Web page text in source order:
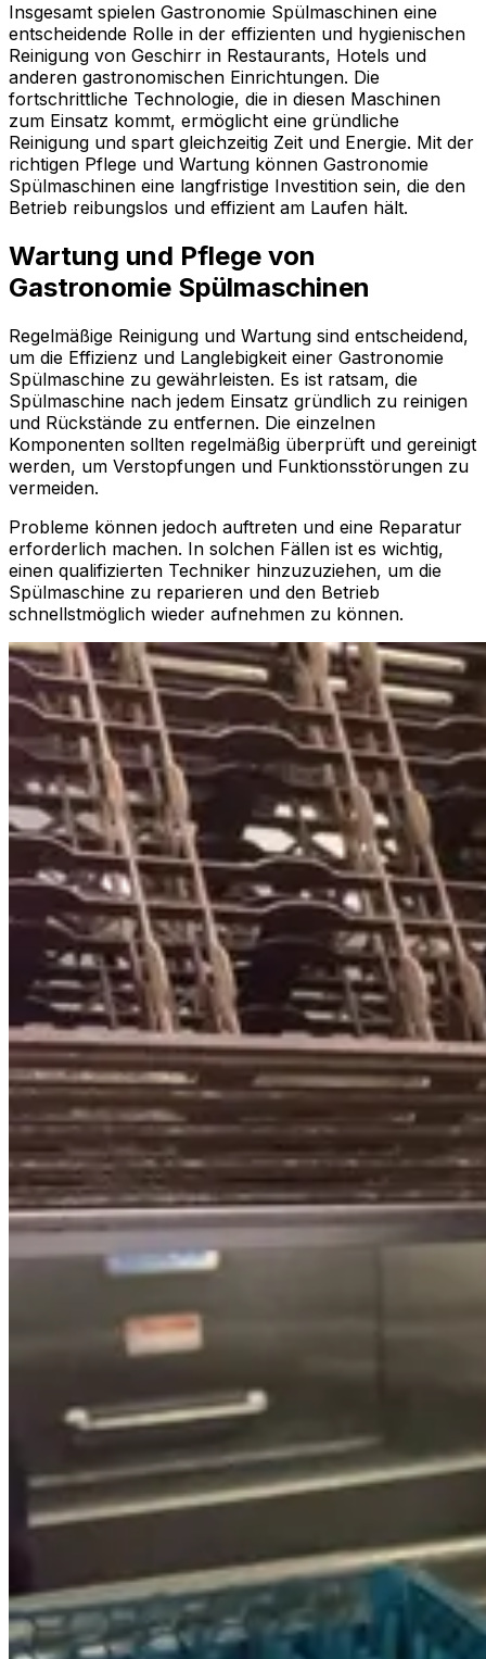
Insgesamt spielen Gastronomie Spülmaschinen eine
entscheidende Rolle in der effizienten und hygienischen
Reinigung von Geschirr in Restaurants, Hotels und
anderen gastronomischen Einrichtungen. Die
fortschrittliche Technologie, die in diesen Maschinen
zum Einsatz kommt, ermöglicht eine gründliche
Reinigung und spart gleichzeitig Zeit und Energie. Mit der
richtigen Pflege und Wartung können Gastronomie
Spülmaschinen eine langfristige Investition sein, die den
Betrieb reibungslos und effizient am Laufen hält.
Wartung und Pflege von
Gastronomie Spülmaschinen
Regelmäßige Reinigung und Wartung sind entscheidend,
um die Effizienz und Langlebigkeit einer Gastronomie
Spülmaschine zu gewährleisten. Es ist ratsam, die
Spülmaschine nach jedem Einsatz gründlich zu reinigen
und Rückstände zu entfernen. Die einzelnen
Komponenten sollten regelmäßig überprüft und gereinigt
werden, um Verstopfungen und Funktionsstörungen zu
vermeiden.
Probleme können jedoch auftreten und eine Reparatur
erforderlich machen. In solchen Fällen ist es wichtig,
einen qualifizierten Techniker hinzuzuziehen, um die
Spülmaschine zu reparieren und den Betrieb
schnellstmöglich wieder aufnehmen zu können.